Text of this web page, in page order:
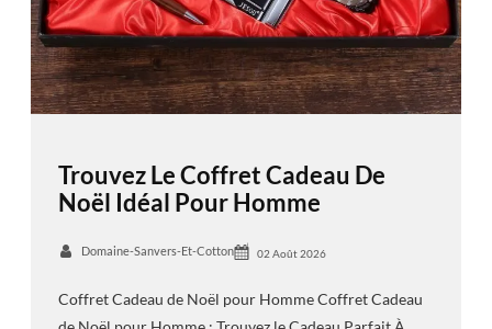
Trouvez Le Coffret Cadeau De
Noël Idéal Pour Homme
Domaine-Sanvers-Et-Cotton 02 Août 2026
Coffret Cadeau de Noël pour Homme Coffret Cadeau